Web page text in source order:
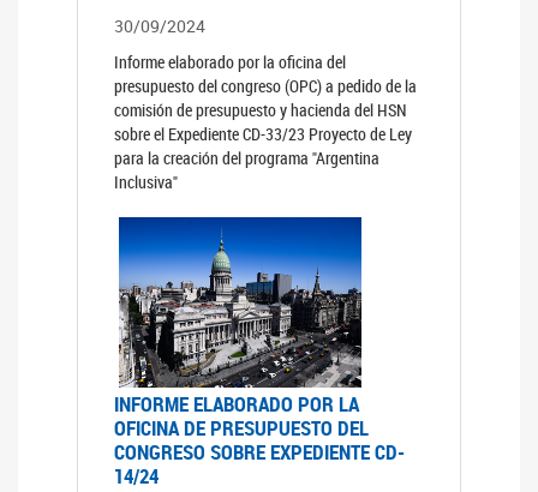
30/09/2024
Informe elaborado por la oficina del
presupuesto del congreso (OPC) a pedido de la
comisión de presupuesto y hacienda del HSN
sobre el Expediente CD-33/23 Proyecto de Ley
para la creación del programa "Argentina
Inclusiva"
INFORME ELABORADO POR LA
OFICINA DE PRESUPUESTO DEL
CONGRESO SOBRE EXPEDIENTE CD-
14/24